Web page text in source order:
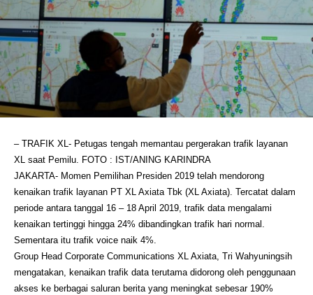
– TRAFIK XL- Petugas tengah memantau pergerakan trafik layanan
XL saat Pemilu. FOTO : IST/ANING KARINDRA
JAKARTA- Momen Pemilihan Presiden 2019 telah mendorong
kenaikan trafik layanan PT XL Axiata Tbk (XL Axiata). Tercatat dalam
periode antara tanggal 16 – 18 April 2019, trafik data mengalami
kenaikan tertinggi hingga 24% dibandingkan trafik hari normal.
Sementara itu trafik voice naik 4%.
Group Head Corporate Communications XL Axiata, Tri Wahyuningsih
mengatakan, kenaikan trafik data terutama didorong oleh penggunaan
akses ke berbagai saluran berita yang meningkat sebesar 190%